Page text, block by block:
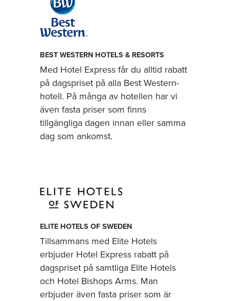
BEST WESTERN HOTELS & RESORTS
Med Hotel Express får du alltid rabatt
på dagspriset på alla Best Western-
hotell. På många av hotellen har vi
även fasta priser som finns
tillgängliga dagen innan eller samma
dag som ankomst.
ELITE HOTELS OF SWEDEN
Tillsammans med Elite Hotels
erbjuder Hotel Express rabatt på
dagspriset på samtliga Elite Hotels
och Hotel Bishops Arms. Man
erbjuder även fasta priser som är